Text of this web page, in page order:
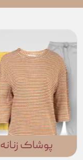
پوشاک زنانه